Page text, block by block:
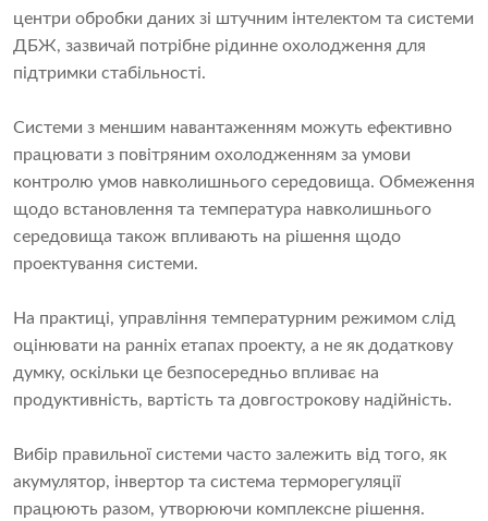
центри обробки даних зі штучним інтелектом та системи
ДБЖ, зазвичай потрібне рідинне охолодження для
підтримки стабільності.
Системи з меншим навантаженням можуть ефективно
працювати з повітряним охолодженням за умови
контролю умов навколишнього середовища. Обмеження
щодо встановлення та температура навколишнього
середовища також впливають на рішення щодо
проектування системи.
На практиці, управління температурним режимом слід
оцінювати на ранніх етапах проекту, а не як додаткову
думку, оскільки це безпосередньо впливає на
продуктивність, вартість та довгострокову надійність.
Вибір правильної системи часто залежить від того, як
акумулятор, інвертор та система терморегуляції
працюють разом, утворюючи комплексне рішення.